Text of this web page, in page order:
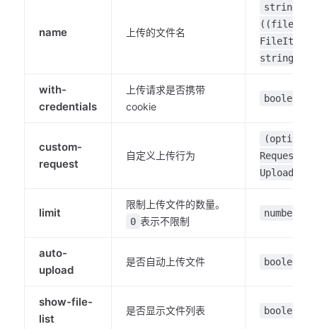
name 上传的文件名
string |
FileItem)
string)
with-
credentials
上传请求是否携带
cookie
boolean
custom-
request
自定义上传行为
(option:
limit
限制上传文件的数量。
0 表示不限制
number
auto-
upload
是否自动上传文件 boolean
show-file-
list
是否显示文件列表 boolean